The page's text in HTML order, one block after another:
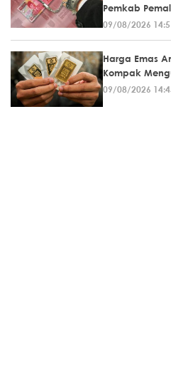
Pemkab
09/08/2026
Harga Emas
Kompak
09/08/2026